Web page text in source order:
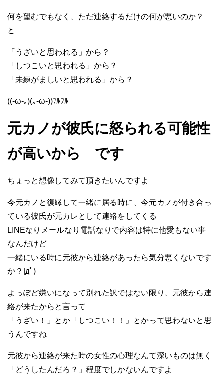
何を望むでもなく、ただ連絡するだけの何が悪いのか？
と
「うざいと思われる」から？
「しつこいと思われる」から？
「未練がましいと思われる」から？
((-ω-｡)(｡-ω-))ﾌﾙﾌﾙ
元カノが彼氏に怒られる可能性
が高いから です
ちょっと想像してみて頂きたいんですよ
今元カノと復縁して一緒に居る時に、今元カノが付き合っ
ている彼氏が元カレとして連絡をしてくる
LINEなりメールなり電話なりで内容は特に他愛もない事
なんだけど
一緒にいる時に元彼から連絡があったら気分悪くないです
か？|дﾟ)
よっぽど嫌いになって別れた訳ではない限り、元彼から連
絡が来たからと言って
「うざい！」とか「しつこい！！」とかって思わないと思
うんですね
元彼から連絡が来た時の女性の心理なんて深いものは無く
「どうしたんだろ？」程度でしかないんですよ